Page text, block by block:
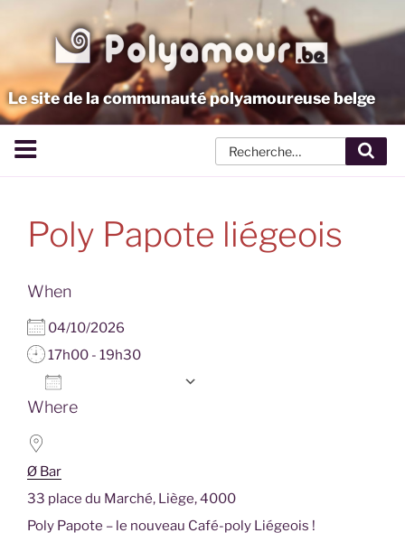
principal
Le site de la communauté polyamoureuse belge
Poly Papote liégeois
When
04/10/2026
17h00 - 19h30
Download ICS
Where
Ø Bar
33 place du Marché, Liège, 4000
Poly Papote – le nouveau Café-poly Liégeois !